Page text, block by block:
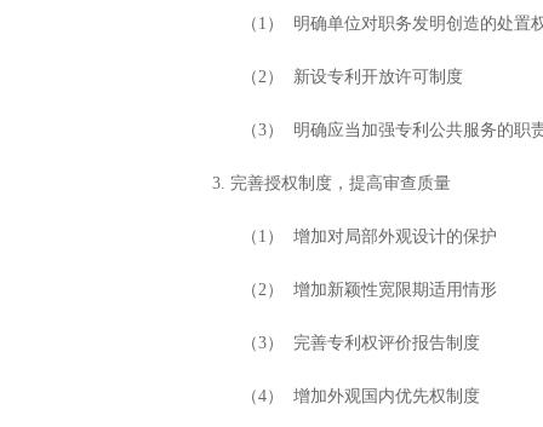
（1） 明确单位对职务发明创造的处置
（2） 新设专利开放许可制度
（3） 明确应当加强专利公共服务的职
3. 完善授权制度，提高审查质量
（1） 增加对局部外观设计的保护
（2） 增加新颖性宽限期适用情形
（3） 完善专利权评价报告制度
（4） 增加外观国内优先权制度